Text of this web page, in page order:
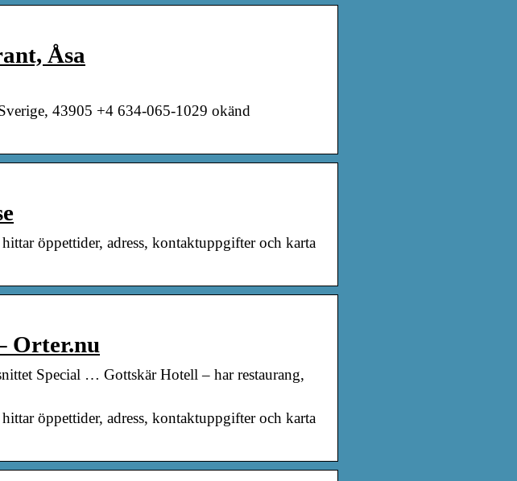
Åsa
43905 +4 634-065-1029 okänd
öppettider, adress, kontaktuppgifter och karta
Orter.nu
Special … Gottskär Hotell – har restaurang,
öppettider, adress, kontaktuppgifter och karta